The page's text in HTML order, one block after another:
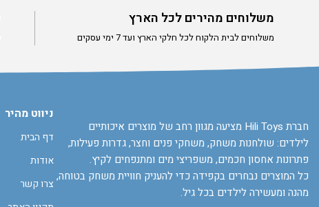
משלוחים מהירים לכל הארץ
משלוחים לבית הלקוח לכל חלקי הארץ ועד 7 ימי עסקים
חברת Hili Toys מציעה מגוון רחב של מוצרים איכותיים
לילדים: שולחנות משחק, משחקי פנים וחצר, גדרות פעילות,
פתרונות אחסון חכמים, משפריצי מים ומתנפחים לקיץ.
כל המוצרים נבחרים בקפידה כדי להעניק חוויית משחק בטוחה,
מהנה ומעשירה לילדים בכל גיל.
ניווט מהיר
דף הבית
אודות
צרו קשר